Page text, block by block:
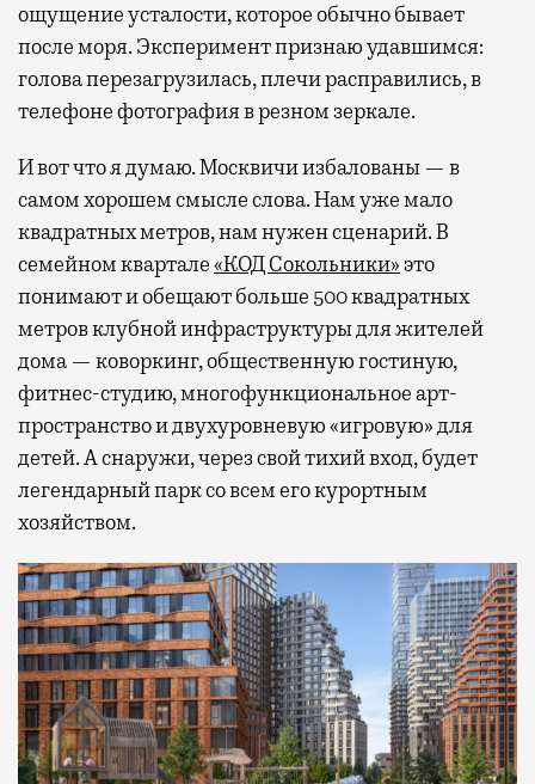
ощущение усталости, которое обычно бывает
после моря. Эксперимент признаю удавшимся:
голова перезагрузилась, плечи расправились, в
телефоне фотография в резном зеркале.
И вот что я думаю. Москвичи избалованы — в
самом хорошем смысле слова. Нам уже мало
квадратных метров, нам нужен сценарий. В
семейном квартале«КОД Сокольники»это
понимают и обещают больше 500 квадратных
метров клубной инфраструктуры для жителей
дома — коворкинг, общественную гостиную,
фитнес-студию, многофункциональное арт-
пространство и двухуровневую «игровую» для
детей. А снаружи, через свой тихий вход, будет
легендарный парк со всем его курортным
хозяйством.